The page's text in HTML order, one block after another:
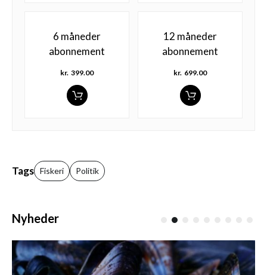
6 måneder
abonnement
kr. 399.00
12 måneder
abonnement
kr. 699.00
Tags Fiskeri Politik
Nyheder